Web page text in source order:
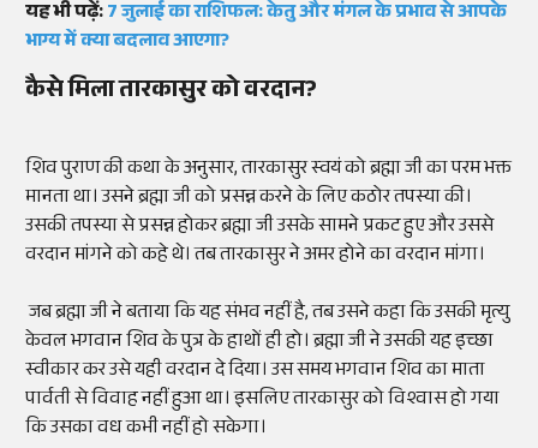
यह भी पढ़ें:7 जुलाई का राशिफल: केतु और मंगल के प्रभाव से आपके
भाग्य में क्या बदलाव आएगा?
कैसे मिला तारकासुर को वरदान?
शिव पुराण की कथा के अनुसार, तारकासुर स्वयं को ब्रह्मा जी का परम भक्त
मानता था। उसने ब्रह्मा जी को प्रसन्न करने के लिए कठोर तपस्या की।
उसकी तपस्या से प्रसन्न होकर ब्रह्मा जी उसके सामने प्रकट हुए और उससे
वरदान मांगने को कहे थे। तब तारकासुर ने अमर होने का वरदान मांगा।
जब ब्रह्मा जी ने बताया कि यह संभव नहीं है, तब उसने कहा कि उसकी मृत्यु
केवल भगवान शिव के पुत्र के हाथों ही हो। ब्रह्मा जी ने उसकी यह इच्छा
स्वीकार कर उसे यही वरदान दे दिया। उस समय भगवान शिव का माता
पार्वती से विवाह नहीं हुआ था। इसलिए तारकासुर को विश्वास हो गया
कि उसका वध कभी नहीं हो सकेगा।